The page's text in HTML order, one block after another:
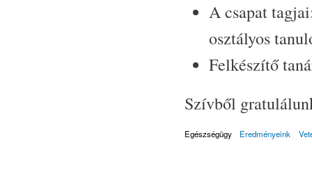
A csapat
osztályos
Felkészítő
Szívből
Egészségügy Eredményeink